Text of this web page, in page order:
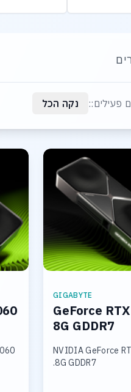
פעילים:: נקה הכל
GIGABYTE
GeForce
8G GDDR7
NVIDIA GeForce
8G GDDR7.